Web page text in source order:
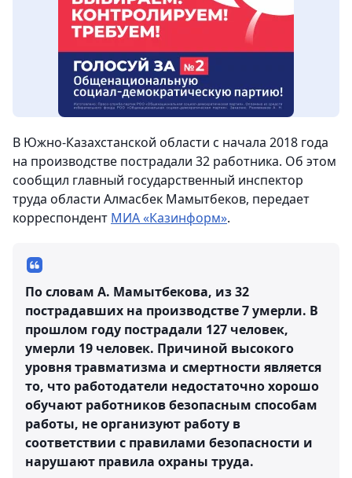
В Южно-Казахстанской области с начала 2018 года
на производстве пострадали 32 работника. Об этом
сообщил главный государственный инспектор
труда области Алмасбек Мамытбеков, передает
корреспондент МИА «Казинформ».
По словам А. Мамытбекова, из 32
пострадавших на производстве 7 умерли. В
прошлом году пострадали 127 человек,
умерли 19 человек. Причиной высокого
уровня травматизма и смертности является
то, что работодатели недостаточно хорошо
обучают работников безопасным способам
работы, не организуют работу в
соответствии с правилами безопасности и
нарушают правила охраны труда.